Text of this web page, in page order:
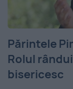
Părintele
Rolul
bisericesc